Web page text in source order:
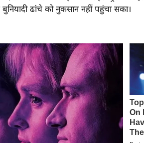
ढांचे को नुकसान नहीं पहुंचा सका।